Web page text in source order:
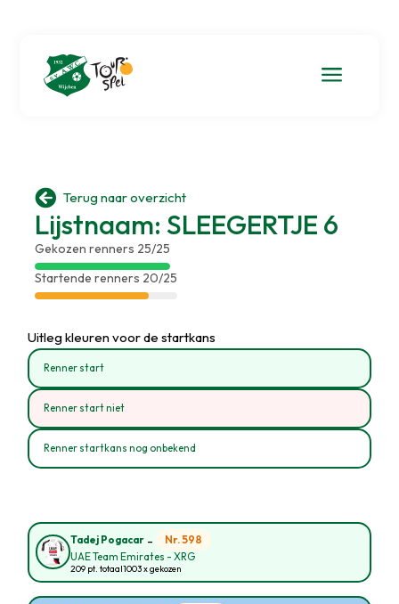
a
 Terug naar overzicht
Lijstnaam: SLEEGERTJE 6
Gekozen renners 25/25
Startende renners 20/25
Uitleg kleuren voor de startkans
Renner start
Renner start niet
Renner startkans nog onbekend
Tadej Pogacar - Nr. 598
UAE Team Emirates - XRG
209 pt. totaal1003 x gekozen